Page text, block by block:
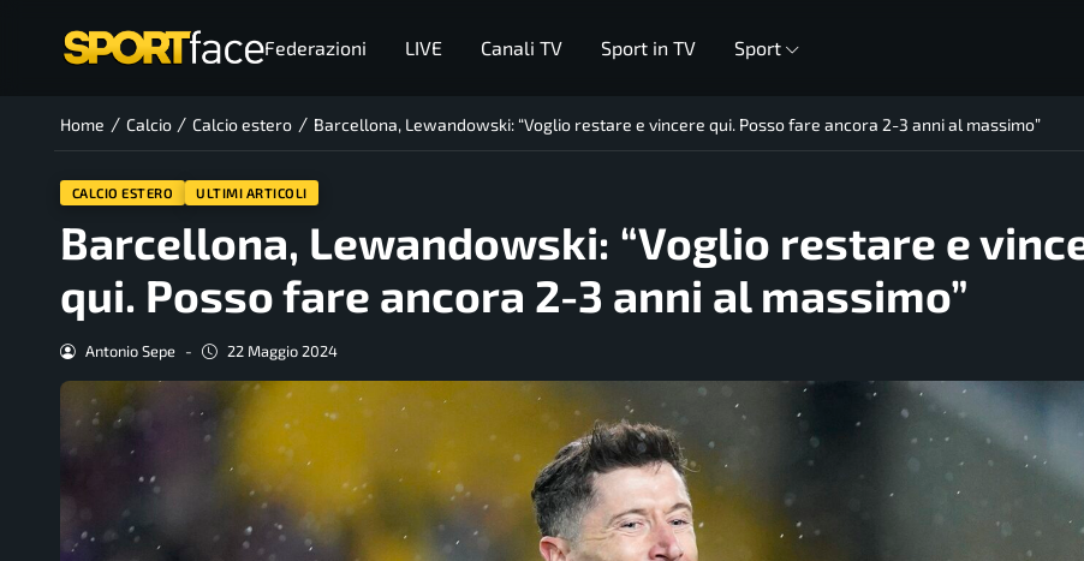
Federazioni LIVE Canali TV Sport in TV Sport
Home / Calcio / Calcio estero / Barcellona, Lewandowski: “Voglio restare e vincere qui. Posso fare ancora 2-3 anni al massimo”
CALCIO ESTERO ULTIMI ARTICOLI
Barcellona, Lewandowski: “Voglio restare e
qui. Posso fare ancora 2-3 anni al massimo”
Antonio Sepe - 22 Maggio 2024